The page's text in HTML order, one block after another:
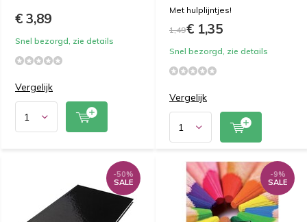
€ 3,89
Snel bezorgd, zie details
Vergelijk
Met hulplijntjes!
1,49€ 1,35
Snel bezorgd, zie details
Vergelijk
-50%
SALE
-9%
SALE